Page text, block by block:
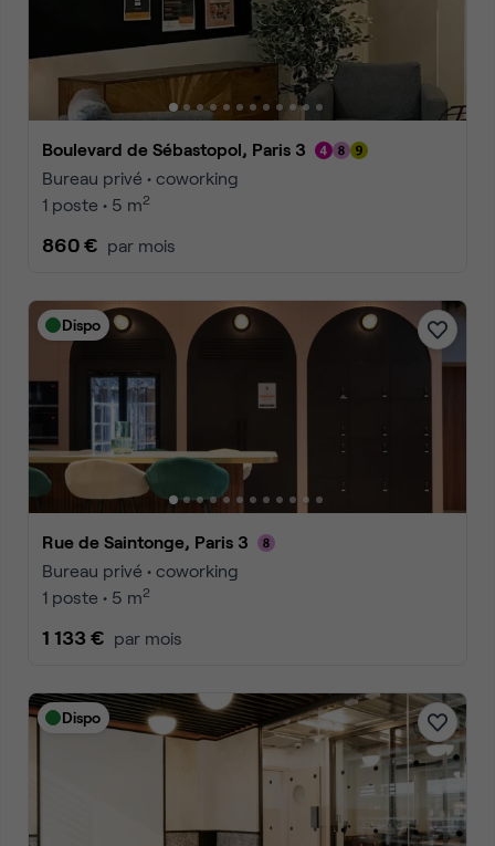
Boulevard de Sébastopol, Paris 3
Bureau privé • coworking
1 poste • 5 m2
860 € par mois
Dispo
Rue de Saintonge, Paris 3
Bureau privé • coworking
1 poste • 5 m2
1 133 € par mois
Dispo